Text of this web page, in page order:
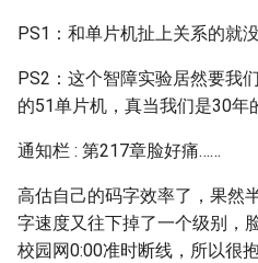
PS1：和单片机扯上关系的就
PS2：这个智障实验居然要我
的51单片机，真当我们是30年
通知栏 : 第217章脸好痛……
高估自己的码字效率了，果然
字速度又往下掉了一个级别，
校园网0:00准时断线，所以很